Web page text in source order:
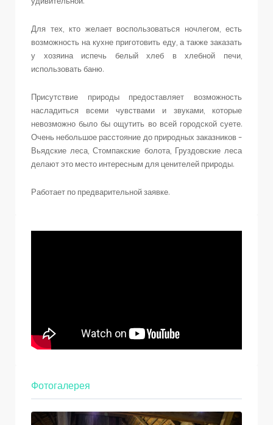
Для тех, кто желает воспользоваться ночлегом, есть
возможность на кухне приготовить еду, а также заказать
у хозяина испечь белый хлеб в хлебной печи,
использовать баню.
Присутствие природы предоставляет возможность
насладиться всеми чувствами и звуками, которые
невозможно было бы ощутить во всей городской суете.
Очень небольшое расстояние до природных заказников –
Вьядские леса, Стомпакские болота, Груздовские леса
делают это место интересным для ценителей природы.
Работает по предварительной заявке.
Фотогалерея